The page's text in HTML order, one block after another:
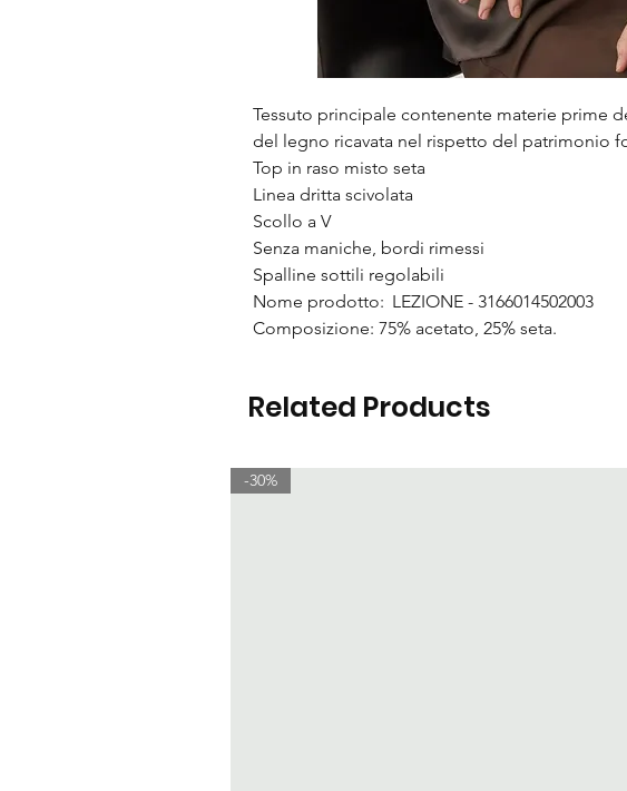
Tessuto principale contenente materie prime
del legno ricavata nel rispetto del patrimonio
Top in raso misto seta
Linea dritta scivolata
Scollo a V
Senza maniche, bordi rimessi
Spalline sottili regolabili
Nome prodotto: LEZIONE - 3166014502003
Composizione: 75% acetato, 25% seta.
Related Products
-30%